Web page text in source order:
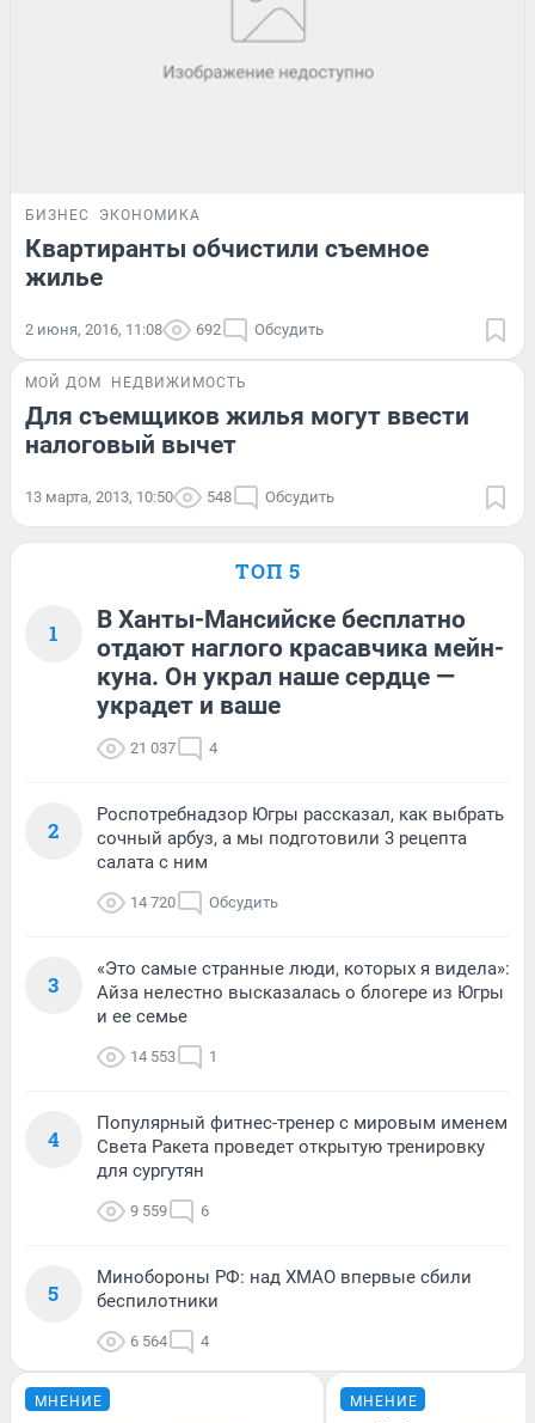
БИЗНЕС ЭКОНОМИКА
Квартиранты обчистили съемное
жилье
2 июня, 2016, 11:08 692 Обсудить
МОЙ ДОМ НЕДВИЖИМОСТЬ
Для съемщиков жилья могут ввести
налоговый вычет
13 марта, 2013, 10:50 548 Обсудить
ТОП 5
1
В Ханты-Мансийске бесплатно
отдают наглого красавчика мейн-
куна. Он украл наше сердце —
украдет и ваше
21 037 4
2
Роспотребнадзор Югры рассказал, как выбрать
сочный арбуз, а мы подготовили 3 рецепта
салата с ним
14 720 Обсудить
3
«Это самые странные люди, которых я видела»:
Айза нелестно высказалась о блогере из Югры
и ее семье
14 553 1
4
Популярный фитнес-тренер с мировым именем
Света Ракета проведет открытую тренировку
для сургутян
9 559 6
5
Минобороны РФ: над ХМАО впервые сбили
беспилотники
6 564 4
МНЕНИЕ МНЕНИЕ